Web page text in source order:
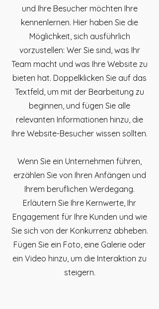
und Ihre Besucher möchten Ihre
kennenlernen. Hier haben Sie die
Möglichkeit, sich ausführlich
vorzustellen: Wer Sie sind, was Ihr
Team macht und was Ihre Website zu
bieten hat. Doppelklicken Sie auf das
Textfeld, um mit der Bearbeitung zu
beginnen, und fügen Sie alle
relevanten Informationen hinzu, die
Ihre Website-Besucher wissen sollten.
Wenn Sie ein Unternehmen führen,
erzählen Sie von Ihren Anfängen und
Ihrem beruflichen Werdegang.
Erläutern Sie Ihre Kernwerte, Ihr
Engagement für Ihre Kunden und wie
Sie sich von der Konkurrenz abheben.
Fügen Sie ein Foto, eine Galerie oder
ein Video hinzu, um die Interaktion zu
steigern.